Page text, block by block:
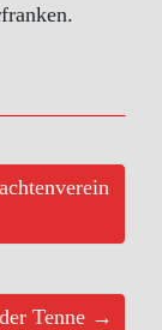
Tenne →